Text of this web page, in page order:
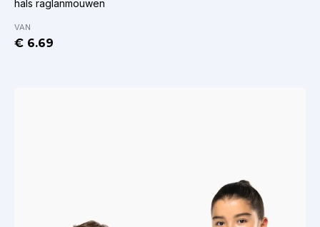
hals raglanmouwen
VAN
€ 6.69